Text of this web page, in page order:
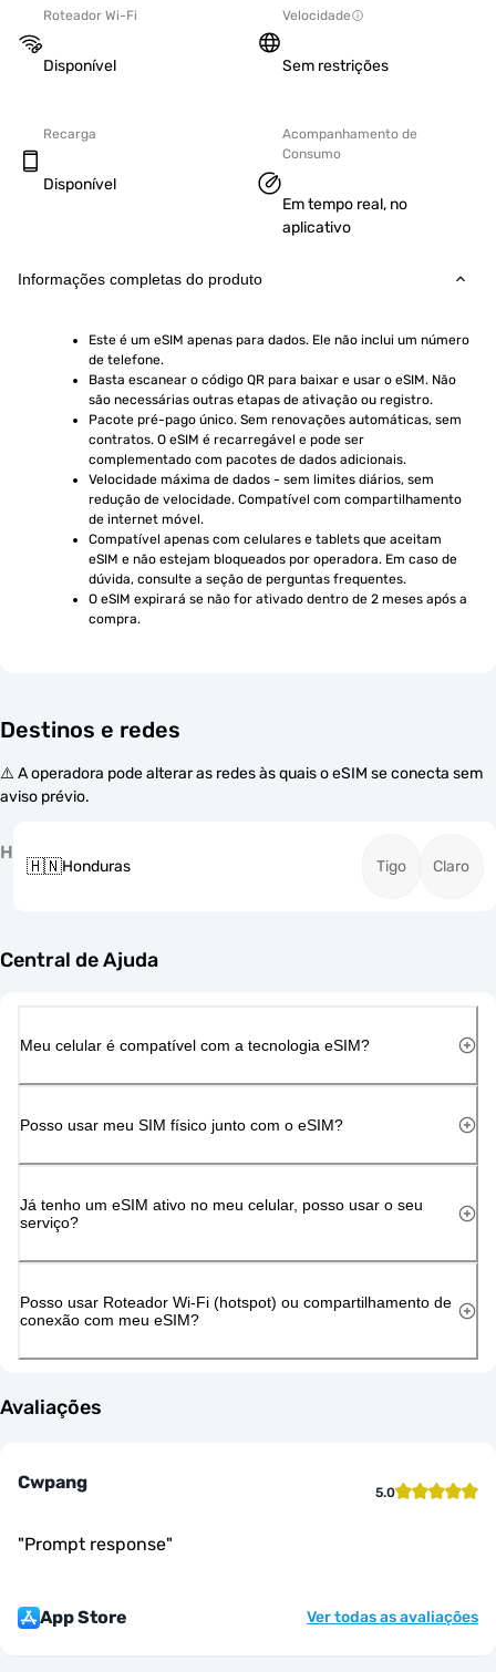
Roteador Wi-Fi
Disponível
Velocidade
Sem restrições
Recarga
Disponível
Acompanhamento de
Consumo
Em tempo real, no
aplicativo
Informações completas do produto
Este é um eSIM apenas para dados. Ele não inclui um número
de telefone.
Basta escanear o código QR para baixar e usar o eSIM. Não
são necessárias outras etapas de ativação ou registro.
Pacote pré-pago único. Sem renovações automáticas, sem
contratos. O eSIM é recarregável e pode ser
complementado com pacotes de dados adicionais.
Velocidade máxima de dados - sem limites diários, sem
redução de velocidade. Compatível com compartilhamento
de internet móvel.
Compatível apenas com celulares e tablets que aceitam
eSIM e não estejam bloqueados por operadora. Em caso de
dúvida, consulte a seção de perguntas frequentes.
O eSIM expirará se não for ativado dentro de 2 meses após a
compra.
Destinos e redes
⚠️ A operadora pode alterar as redes às quais o eSIM se conecta sem
aviso prévio.
H
🇭🇳Honduras Tigo Claro
Central de Ajuda
Meu celular é compatível com a tecnologia eSIM?
Posso usar meu SIM físico junto com o eSIM?
Já tenho um eSIM ativo no meu celular, posso usar o seu
serviço?
Posso usar Roteador Wi-Fi (hotspot) ou compartilhamento de
conexão com meu eSIM?
Avaliações
Cwpang 5.0
"Prompt response"
App Store Ver todas as avaliações